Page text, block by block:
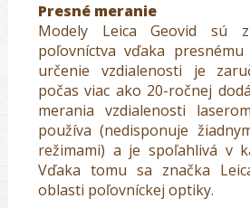
Presné meranie
Modely Leica Geovid sú
poľovníctva vďaka presnému
určenie vzdialenosti je
počas viac ako 20-ročnej
merania vzdialenosti
používa (nedisponuje
režimami) a je spoľahlivá v
Vďaka tomu sa značka
oblasti poľovníckej optiky.